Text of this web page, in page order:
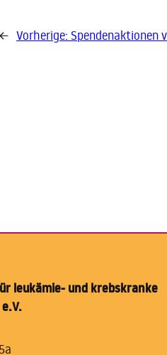
← Vorherige: Spendenaktionen
leukämie- und krebskranke